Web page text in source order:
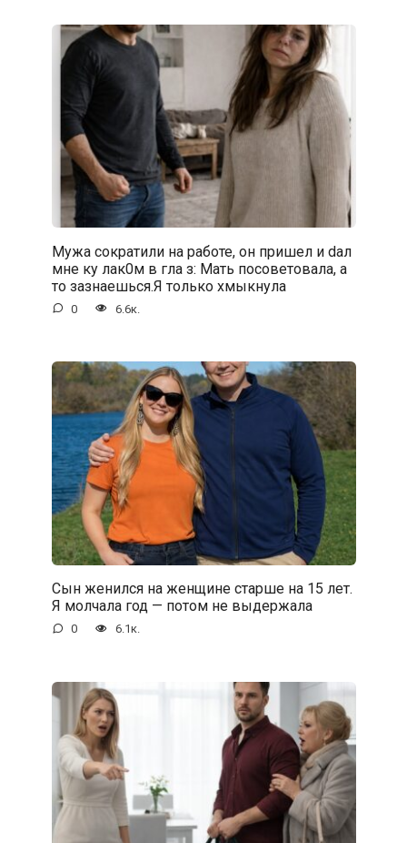
Мужа сократили на работе, он пришел и dал
мне ку лак0м в гла з: Мать посоветовала, а
то зазнаешься.Я только хмыкнула
0 6.6к.
Сын женился на женщине старше на 15 лет.
Я молчала год — потом не выдержала
0 6.1к.